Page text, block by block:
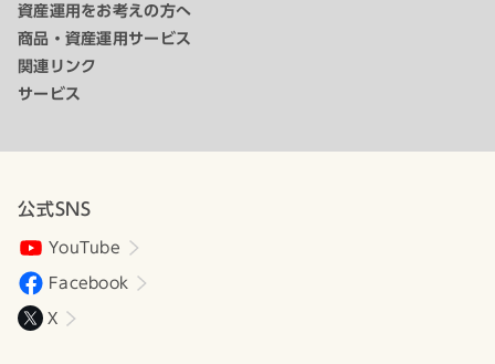
資産運用をお考えの方へ
商品・資産運用サービス
関連リンク
サービス
公式SNS
YouTube
Facebook
X